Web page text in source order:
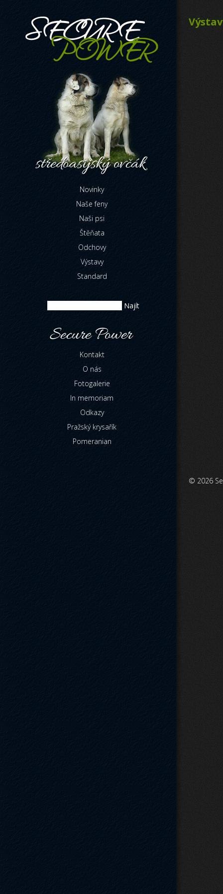
Novinky
Naše feny
Naši psi
Štěňata
Odchovy
Výstavy
Standard
Kontakt
O nás
Fotogalerie
In memoriam
Odkazy
Pražský krysařík
Pomeranian
© 2026